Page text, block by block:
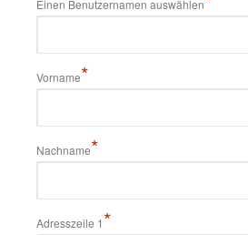
Einen Benutzernamen auswählen
Vorname*
Nachname*
Adresszeile 1 *